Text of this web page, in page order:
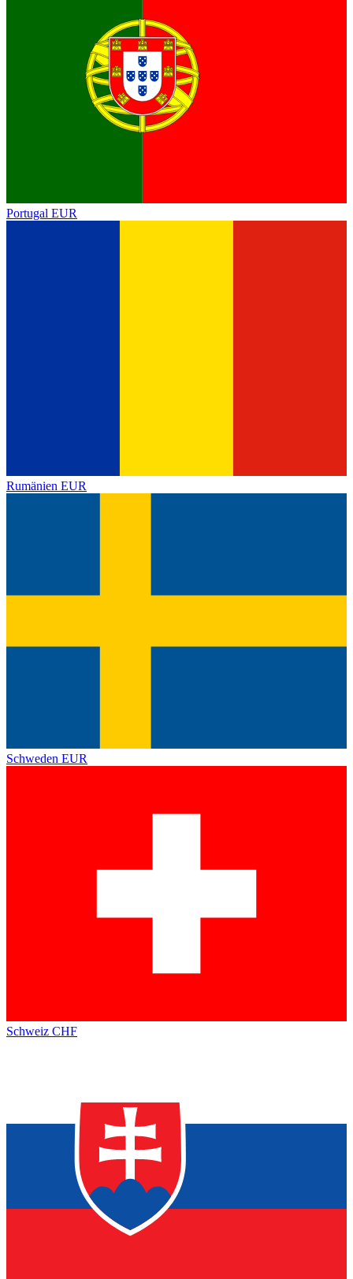
Portugal EUR
Rumänien EUR
Schweden EUR
Schweiz CHF